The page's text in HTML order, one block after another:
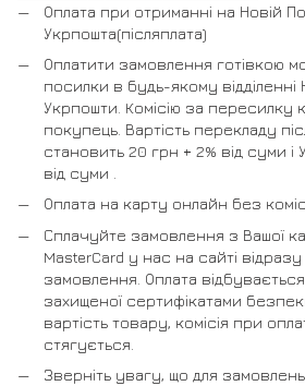
Оплата при отриманні на Новій
Укрпошта(післяплата)
Оплатити замовлення готівкою
посилки в будь-якому відділенні
Укрпошти. Комісію за пересилку
покупець. Вартість перекладу
становить 20 грн + 2% від суми і
від суми .
Оплата на карту онлайн без
Сплачуйте замовлення з Вашої
MasterCard у нас на сайті
замовлення. Оплата відбувається
захищеної сертифікатами
вартість товару, комісія при
стягується.
Зверніть увагу, що для